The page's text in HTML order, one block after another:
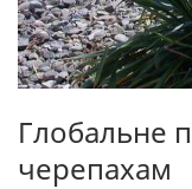
Глобальне
черепахам